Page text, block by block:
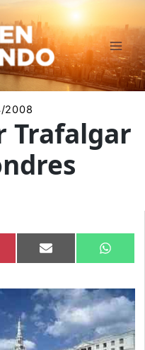
2008
Trafalgar
Compartir
en
Email
en